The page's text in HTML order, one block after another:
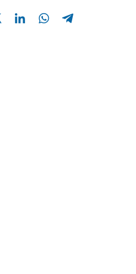
Compartir en Linkedin Compartir en Whatsapp